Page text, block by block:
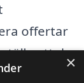
offertar
att du
Med
×